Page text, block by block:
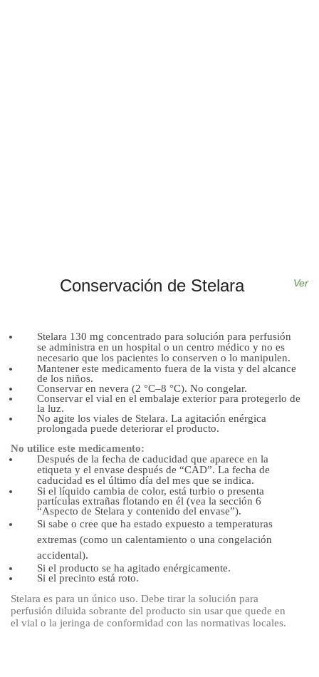
Ver
Conservación de Stelara
Stelara 130 mg concentrado para solución para perfusión
se administra en un hospital o un centro médico y no es
necesario que los pacientes lo conserven o lo manipulen.
Mantener este medicamento fuera de la vista y del alcance
de los niños.
Conservar en nevera (2 °C–8 °C). No congelar.
Conservar el vial en el embalaje exterior para protegerlo de
la luz.
No agite los viales de Stelara. La agitación enérgica
prolongada puede deteriorar el producto.
No utilice este medicamento:
Después de la fecha de caducidad que aparece en la
etiqueta y el envase después de “CAD”. La fecha de
caducidad es el último día del mes que se indica.
Si el líquido cambia de color, está turbio o presenta
partículas extrañas flotando en él (vea la sección 6
“Aspecto de Stelara y contenido del envase”).
Si sabe o cree que ha estado expuesto a temperaturas
extremas (como un calentamiento o una congelación
accidental).
Si el producto se ha agitado enérgicamente.
Si el precinto está roto.
Stelara es para un único uso. Debe tirar la solución para
perfusión diluida sobrante del producto sin usar que quede en
el vial o la jeringa de conformidad con las normativas locales.